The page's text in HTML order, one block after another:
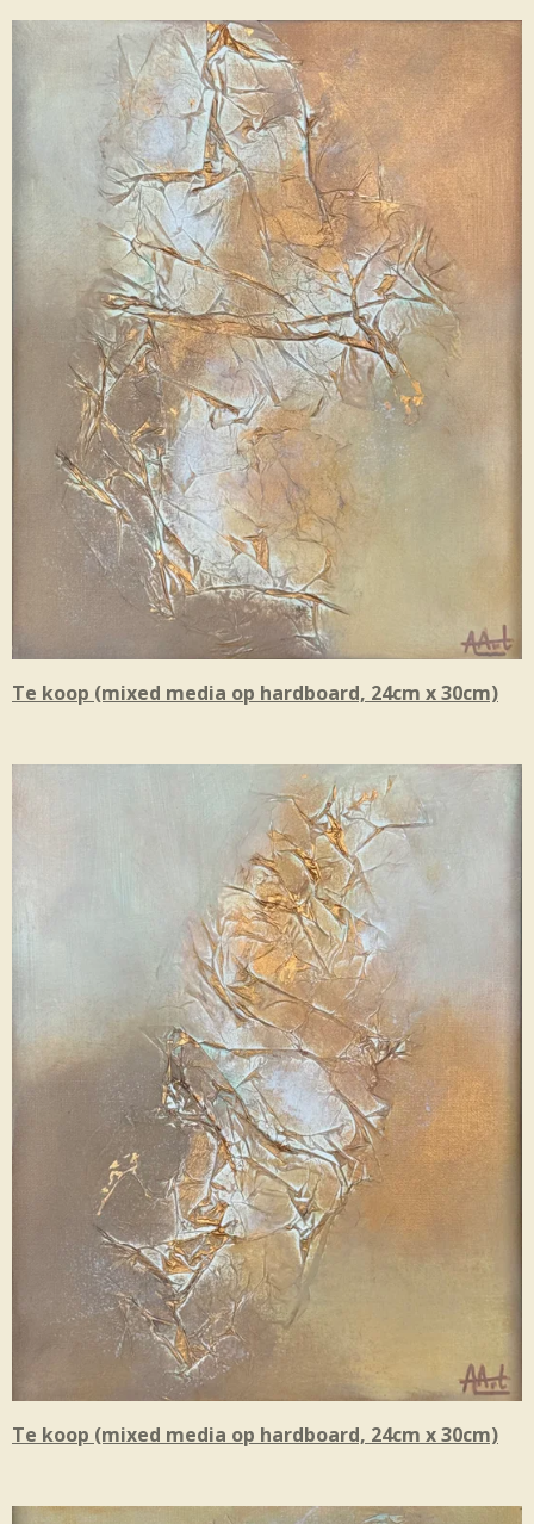
Te koop (mixed media op hardboard, 24cm x 30cm)
Te koop (mixed media op hardboard, 24cm x 30cm)